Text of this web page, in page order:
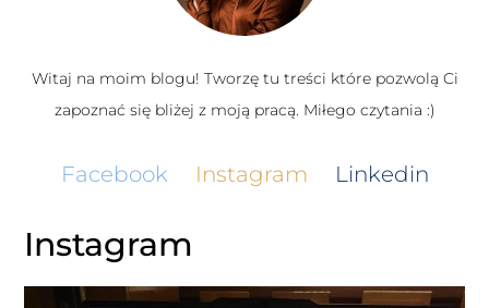
Witaj na moim blogu! Tworzę tu treści które pozwolą Ci
zapoznać się bliżej z moją pracą. Miłego czytania :)
Facebook Instagram Linkedin
Instagram